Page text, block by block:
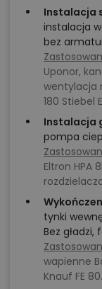
Instalacja
instalacja
bez
Uponor,
wentylacja
180 Stiebel
Instalacja
pompa
Eltron HPA
tynki
Bez gładzi,
wapienne
Knauf FE 80.